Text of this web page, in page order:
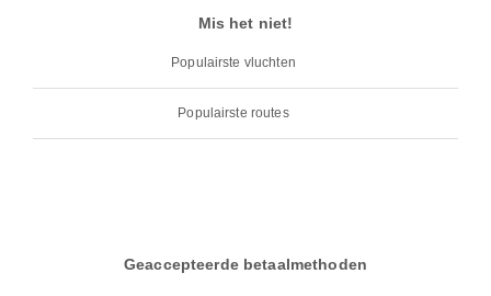
Mis het niet!
Populairste vluchten
Populairste routes
Geaccepteerde betaalmethoden